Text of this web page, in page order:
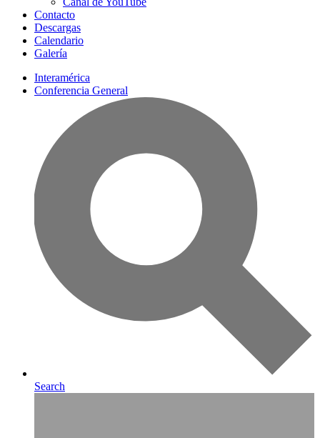
Contacto
Descargas
Calendario
Galería
Interamérica
Conferencia General
Search